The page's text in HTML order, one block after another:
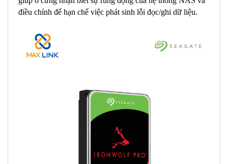
điều chỉnh để hạn chế việc phát sinh lỗi đọc/ghi dữ liệu.